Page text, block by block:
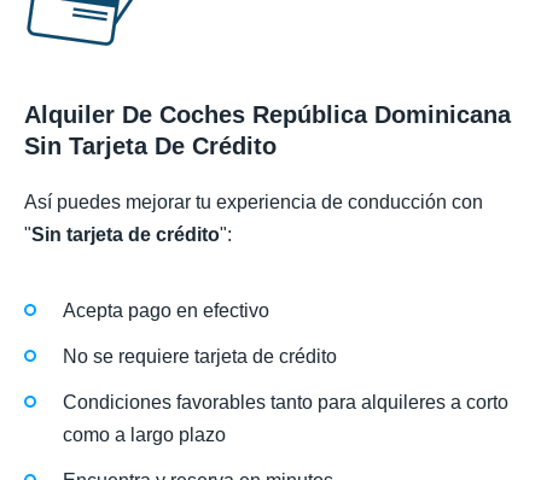
Alquiler De Coches República Dominicana
Sin Tarjeta De Crédito
Así puedes mejorar tu experiencia de conducción con
"Sin tarjeta de crédito":
Acepta pago en efectivo
No se requiere tarjeta de crédito
Condiciones favorables tanto para alquileres a corto
como a largo plazo